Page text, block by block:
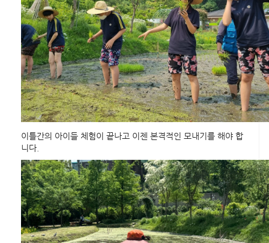
이틀간의 아이들 체험이 끝나고 이젠 본격적인 모내기를 해야 합
니다.